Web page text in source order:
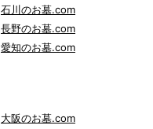
石川のお墓.com
長野のお墓.com
愛知のお墓.com
大阪のお墓.com